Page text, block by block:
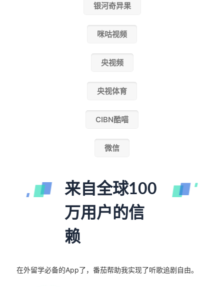
银河奇异果
咪咕视频
央视频
央视体育
CIBN酷喵
微信
来自全球100
万用户的信
赖
在外留学必备的App了，番茄帮助我实现了听歌追剧自由。